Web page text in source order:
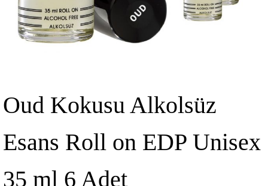
Oud Kokusu Alkolsüz
Esans Roll on EDP Unisex
35 ml 6 Adet